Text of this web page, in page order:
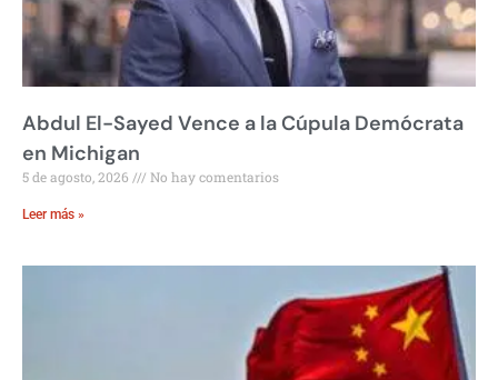
Abdul El-Sayed Vence a la Cúpula Demócrata
en Michigan
5 de agosto, 2026 No hay comentarios
Leer más »